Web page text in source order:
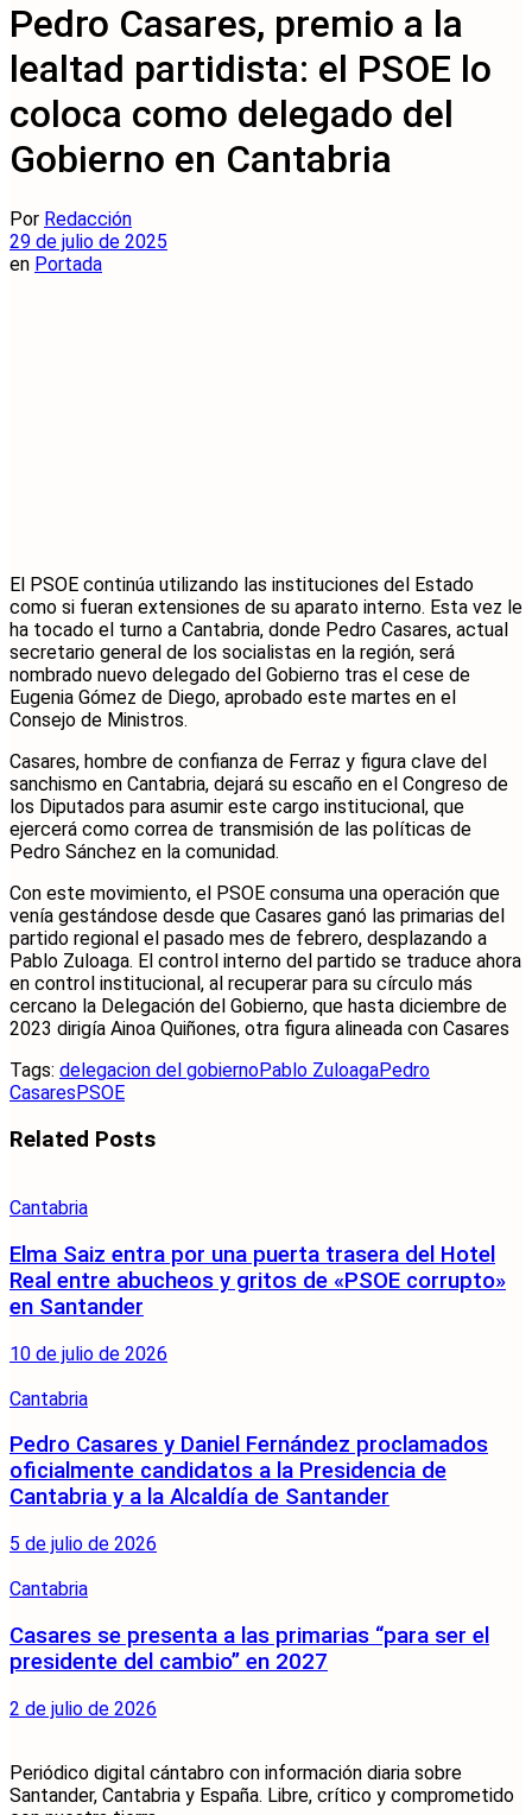
Pedro Casares, premio a la
lealtad partidista: el PSOE lo
coloca como delegado del
Gobierno en Cantabria
Por Redacción
29 de julio de 2025
en Portada
El PSOE continúa utilizando las instituciones del Estado
como si fueran extensiones de su aparato interno. Esta vez le
ha tocado el turno a Cantabria, donde Pedro Casares, actual
secretario general de los socialistas en la región, será
nombrado nuevo delegado del Gobierno tras el cese de
Eugenia Gómez de Diego, aprobado este martes en el
Consejo de Ministros.
Casares, hombre de confianza de Ferraz y figura clave del
sanchismo en Cantabria, dejará su escaño en el Congreso de
los Diputados para asumir este cargo institucional, que
ejercerá como correa de transmisión de las políticas de
Pedro Sánchez en la comunidad.
Con este movimiento, el PSOE consuma una operación que
venía gestándose desde que Casares ganó las primarias del
partido regional el pasado mes de febrero, desplazando a
Pablo Zuloaga. El control interno del partido se traduce ahora
en control institucional, al recuperar para su círculo más
cercano la Delegación del Gobierno, que hasta diciembre de
2023 dirigía Ainoa Quiñones, otra figura alineada con Casares
Tags: delegacion del gobiernoPablo ZuloagaPedro
CasaresPSOE
Related Posts
Cantabria
Elma Saiz entra por una puerta trasera del Hotel
Real entre abucheos y gritos de «PSOE corrupto»
en Santander
10 de julio de 2026
Cantabria
Pedro Casares y Daniel Fernández proclamados
oficialmente candidatos a la Presidencia de
Cantabria y a la Alcaldía de Santander
5 de julio de 2026
Cantabria
Casares se presenta a las primarias “para ser el
presidente del cambio” en 2027
2 de julio de 2026
Periódico digital cántabro con información diaria sobre
Santander, Cantabria y España. Libre, crítico y comprometido